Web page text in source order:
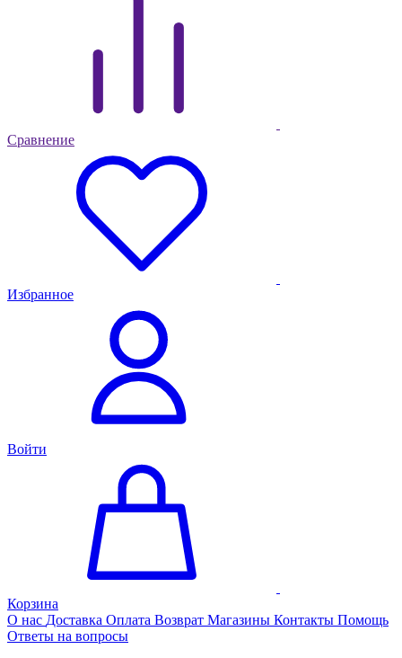
Сравнение
Избранное
Войти
Корзина
О нас Доставка Оплата Возврат Магазины Контакты Помощь
Ответы на вопросы